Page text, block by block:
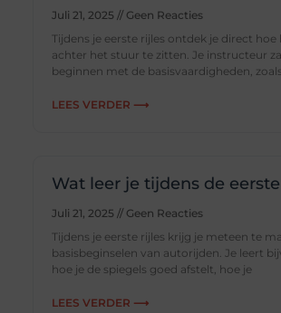
Juli 21, 2025
Geen Reacties
Tijdens je eerste rijles ontdek je direct
achter het stuur te zitten. Je instructeur
beginnen met de basisvaardigheden, zoals
LEES VERDER ⟶
Wat leer je tijdens de
Juli 21, 2025
Geen Reacties
Tijdens je eerste rijles krijg je meteen te
basisbeginselen van autorijden. Je leert
hoe je de spiegels goed afstelt, hoe je
LEES VERDER ⟶